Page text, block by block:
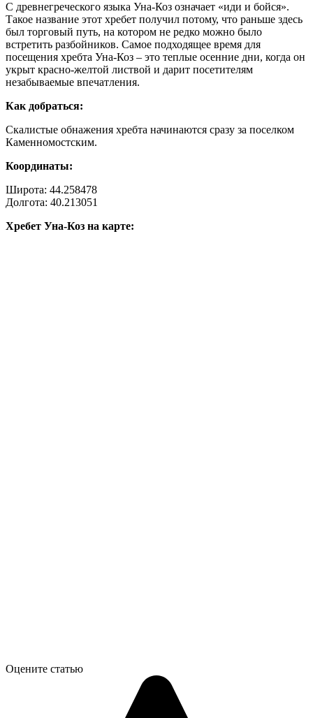
С древнегреческого языка Уна-Коз означает «иди и бойся».
Такое название этот хребет получил потому, что раньше здесь
был торговый путь, на котором не редко можно было
встретить разбойников. Самое подходящее время для
посещения хребта Уна-Коз – это теплые осенние дни, когда он
укрыт красно-желтой листвой и дарит посетителям
незабываемые впечатления.
Как добраться:
Скалистые обнажения хребта начинаются сразу за поселком
Каменномостским.
Координаты:
Широта: 44.258478
Долгота: 40.213051
Хребет Уна-Коз на карте:
Оцените статью